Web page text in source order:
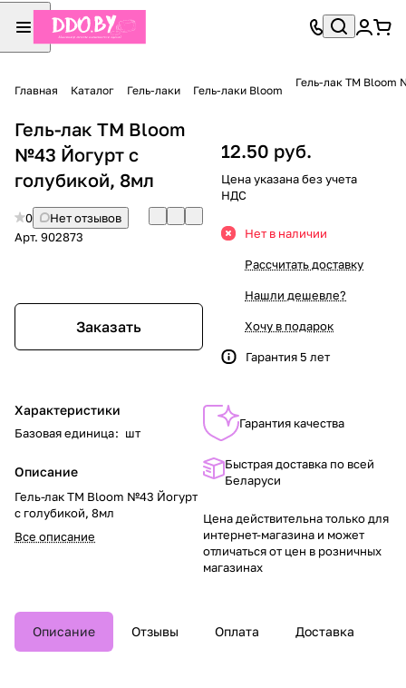
Главная Каталог Гель-лаки Гель-лаки Bloom
Гель-лак TM Bloom
Гель-лак TM Bloom
№43 Йогурт с
голубикой, 8мл
0
Нет отзывов
Арт. 902873
Заказать
Характеристики
Базовая единица: шт
Описание
Гель-лак TM Bloom №43 Йогурт
с голубикой, 8мл
Все описание
12.50 руб.
Цена указана без учета
НДС
Нет в наличии
Рассчитать доставку
Нашли дешевле?
Хочу в подарок
Гарантия 5 лет
Гарантия качества
Быстрая доставка по всей
Беларуси
Цена действительна только для
интернет-магазина и может
отличаться от цен в розничных
магазинах
Описание Отзывы Оплата Доставка